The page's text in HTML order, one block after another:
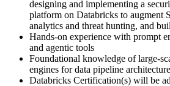
designing and implementing a
platform on Databricks to augment
analytics and threat hunting, and
Hands-on experience with prompt
and agentic tools
Foundational knowledge of large-
engines for data pipeline
Databricks Certification(s) will be